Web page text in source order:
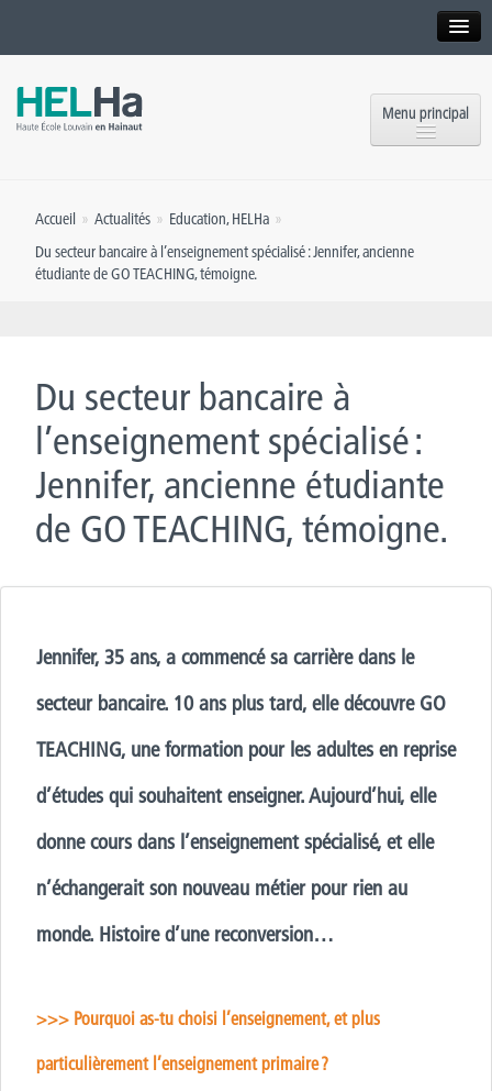
Offres d’emploi
Menu principal
Service aux étudiants
Rencontrez-nous
Inscriptions
Accueil » Actualités » Education,HELHa »
Du secteur bancaire à l’enseignement spécialisé : Jennifer, ancienne
étudiante de GO TEACHING, témoigne.
Du secteur bancaire à
l’enseignement spécialisé :
Jennifer, ancienne étudiante
de GO TEACHING, témoigne.
Jennifer, 35 ans, a commencé sa carrière dans le
secteur bancaire. 10 ans plus tard, elle découvre GO
TEACHING, une formation pour les adultes en reprise
d’études qui souhaitent enseigner. Aujourd’hui, elle
donne cours dans l’enseignement spécialisé, et elle
n’échangerait son nouveau métier pour rien au
monde. Histoire d’une reconversion…
>>> Pourquoi as-tu choisi l’enseignement, et plus
particulièrement l’enseignement primaire ?